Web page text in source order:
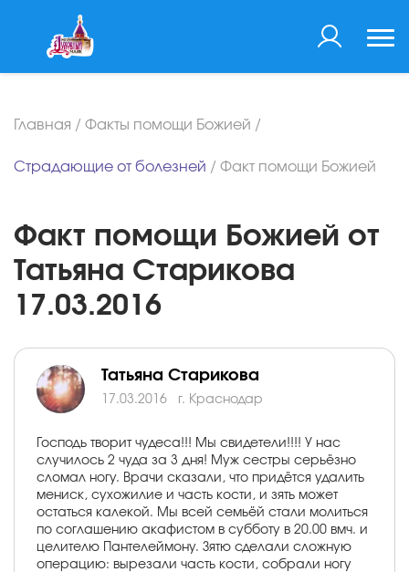
Главная / Факты помощи Божией /
Страдающие от болезней / Факт помощи Божией
Факт помощи Божией от
Татьяна Старикова
17.03.2016
Татьяна Старикова
17.03.2016 г. Краснодар
Господь творит чудеса!!! Мы свидетели!!!! У нас
случилось 2 чуда за 3 дня! Муж сестры серьёзно
сломал ногу. Врачи сказали, что придётся удалить
мениск, сухожилие и часть кости, и зять может
остаться калекой. Мы всей семьёй стали молиться
по соглашению акафистом в субботу в 20.00 вмч. и
целителю Пантелеймону. Зятю сделали сложную
операцию: вырезали часть кости, собрали ногу